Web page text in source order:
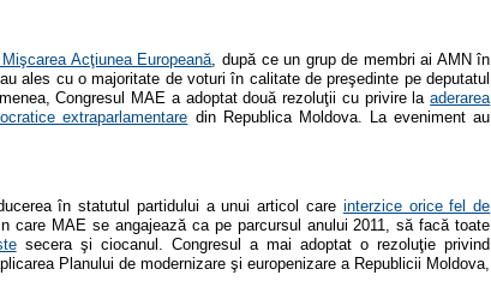
Acţiunea Europeană , după ce un grup de membri ai AMN în
ales cu o majoritate de voturi în calitate de preşedinte pe deputatul
Congresul MAE a adoptat două rezoluţii cu privire laaderarea
extraparlamentare din Republica Moldova. La eveniment au
în statutul partidului a unui articol care interzice orice fel de
care MAE se angajează ca pe parcursul anului 2011, să facă toate
secera şi ciocanul. Congresul a mai adoptat o rezoluţie privind
Planului de modernizare şi europenizare a Republicii Moldova,